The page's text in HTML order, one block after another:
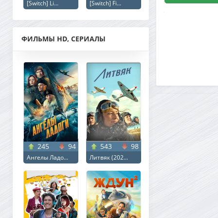
[Switch] Li... [Switch] Fi...
ФИЛЬМЫ HD, СЕРИАЛЫ
245 94
Ангелы Ладо...
543 98
Литвяк (202...
Creatures (2026)